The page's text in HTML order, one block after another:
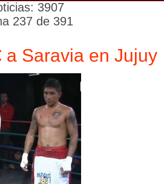
3907
237 de 391
a Saravia en Jujuy